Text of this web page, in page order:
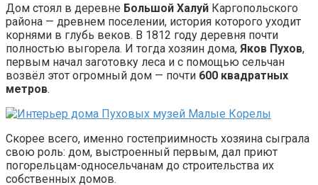
Дом стоял в деревне Большой Халуй Каргопольского
района — древнем поселении, история которого уходит
корнями в глубь веков. В 1812 году деревня почти
полностью выгорела. И тогда хозяин дома, Яков Пухов,
первым начал заготовку леса и с помощью сельчан
возвёл этот огромный дом — почти 600 квадратных
метров.
Скорее всего, именно гостеприимность хозяина сыграла
свою роль: дом, выстроенный первым, дал приют
погорельцам-односельчанам до строительства их
собственных домов.